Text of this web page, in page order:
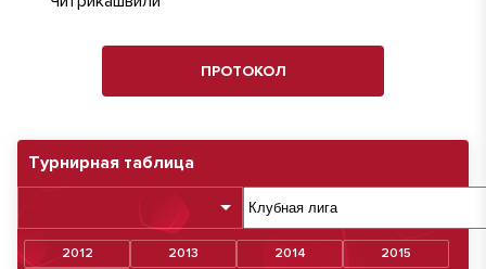
Турнирная таблица
2012 2013 2014
2015
ПРОТОКОЛ